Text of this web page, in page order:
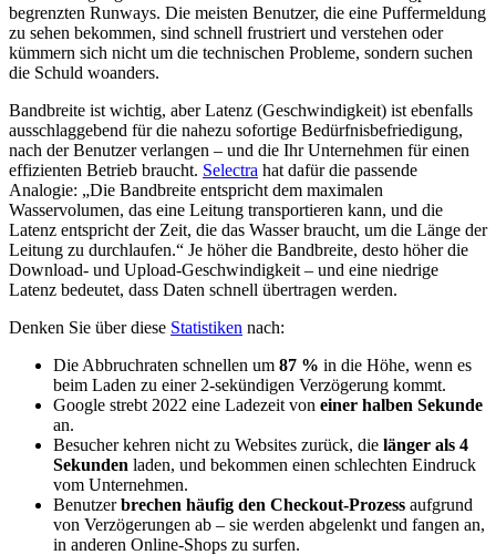
begrenzten Runways. Die meisten Benutzer, die eine Puffermeldung
zu sehen bekommen, sind schnell frustriert und verstehen oder
kümmern sich nicht um die technischen Probleme, sondern suchen
die Schuld woanders.
Bandbreite ist wichtig, aber Latenz (Geschwindigkeit) ist ebenfalls
ausschlaggebend für die nahezu sofortige Bedürfnisbefriedigung,
nach der Benutzer verlangen – und die Ihr Unternehmen für einen
effizienten Betrieb braucht. Selectra hat dafür die passende
Analogie: „Die Bandbreite entspricht dem maximalen
Wasservolumen, das eine Leitung transportieren kann, und die
Latenz entspricht der Zeit, die das Wasser braucht, um die Länge der
Leitung zu durchlaufen.“ Je höher die Bandbreite, desto höher die
Download- und Upload-Geschwindigkeit – und eine niedrige
Latenz bedeutet, dass Daten schnell übertragen werden.
Denken Sie über diese Statistiken nach:
Die Abbruchraten schnellen um 87 % in die Höhe, wenn es
beim Laden zu einer 2-sekündigen Verzögerung kommt.
Google strebt 2022 eine Ladezeit von einer halben Sekunde
an.
Besucher kehren nicht zu Websites zurück, die länger als 4
Sekunden laden, und bekommen einen schlechten Eindruck
vom Unternehmen.
Benutzerbrechen häufig den Checkout-Prozess aufgrund
von Verzögerungen ab – sie werden abgelenkt und fangen an,
in anderen Online-Shops zu surfen.